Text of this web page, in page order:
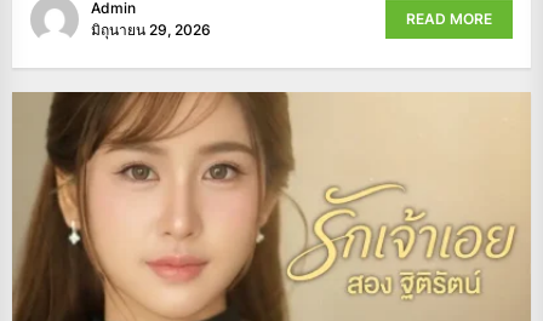
Admin
มิถุนายน 29, 2026
READ MORE